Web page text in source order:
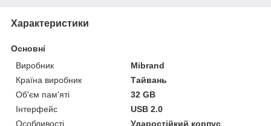
Характеристики
Основні
Виробник
Mibrand
Країна виробник
Тайвань
Об'єм пам'яті
32 GB
Інтерфейс
USB 2.0
Особливості
Ударостійкий корпус